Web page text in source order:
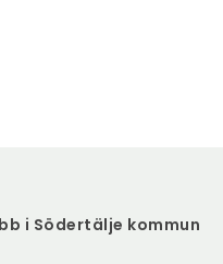
i Södertälje kommun